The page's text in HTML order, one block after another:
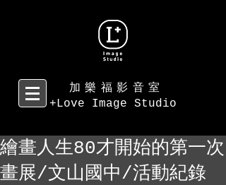
加樂福影音室
+Love Image Studio
繪畫人生80才開始的第一次
畫展/文山國中/活動紀錄